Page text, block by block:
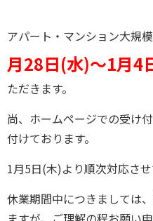
アパート・マンション大規
月28日(水)～1月4
ただきます。
尚、ホームページでの受け
付けております。
1月5日(木)より順次対応させ
休業期間中につきましては